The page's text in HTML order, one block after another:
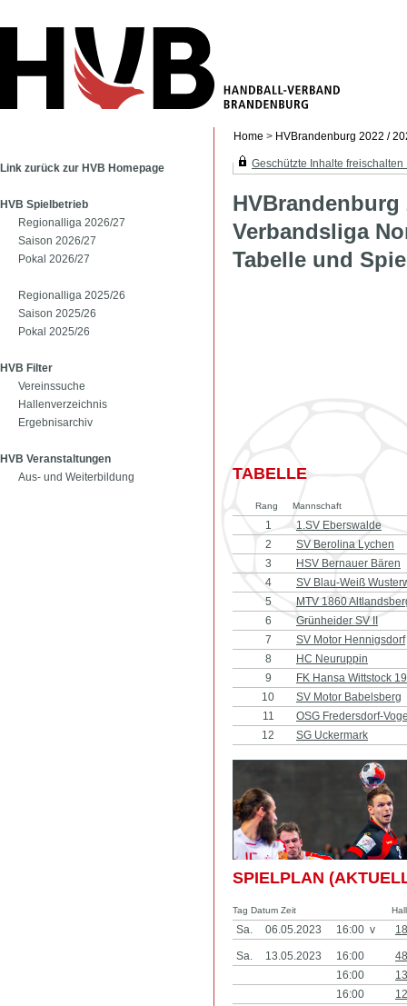
Home > HVBrandenburg 2022 /
Link zurück zur HVB Homepage
HVB Spielbetrieb
Regionalliga 2026/27
Saison 2026/27
Pokal 2026/27
Regionalliga 2025/26
Saison 2025/26
Pokal 2025/26
HVB Filter
Vereinssuche
Hallenverzeichnis
Ergebnisarchiv
HVB Veranstaltungen
Aus- und Weiterbildung
Geschützte Inhalte freischalten
HVBrandenburg
Verbandsliga
Tabelle und
TABELLE
Rang Mannschaft
1
1.SV Eberswalde
2
SV Berolina Lychen
3
HSV Bernauer Bären
4
SV Blau-Weiß
5
MTV 1860
6
Grünheider SV II
7
SV Motor Hennigsdorf
8
HC Neuruppin
9
FK Hansa Wittstock
10
SV Motor Babelsberg
11
OSG Fredersdorf-
12
SG Uckermark
SPIELPLAN
Tag Datum Zeit
Sa. 06.05.2023 16:00 v
Sa. 13.05.2023 16:00
16:00
16:00